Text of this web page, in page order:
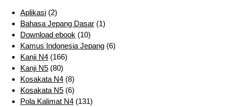
Aplikasi (2)
Bahasa Jepang Dasar (1)
Download ebook (10)
Kamus Indonesia Jepang (6)
Kanji N4 (166)
Kanji N5 (80)
Kosakata N4 (8)
Kosakata N5 (6)
Pola Kalimat N4 (131)